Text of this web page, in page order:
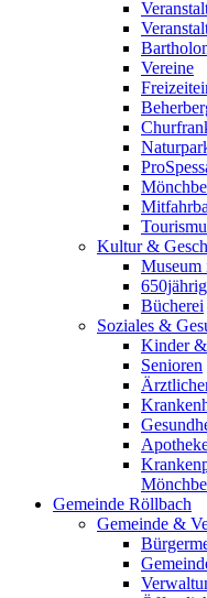
Vereine
Kultur &
Museum
Bücherei
Soziales &
Kinder &
Senioren
Gemeinde Röllbach
Gemeinde &